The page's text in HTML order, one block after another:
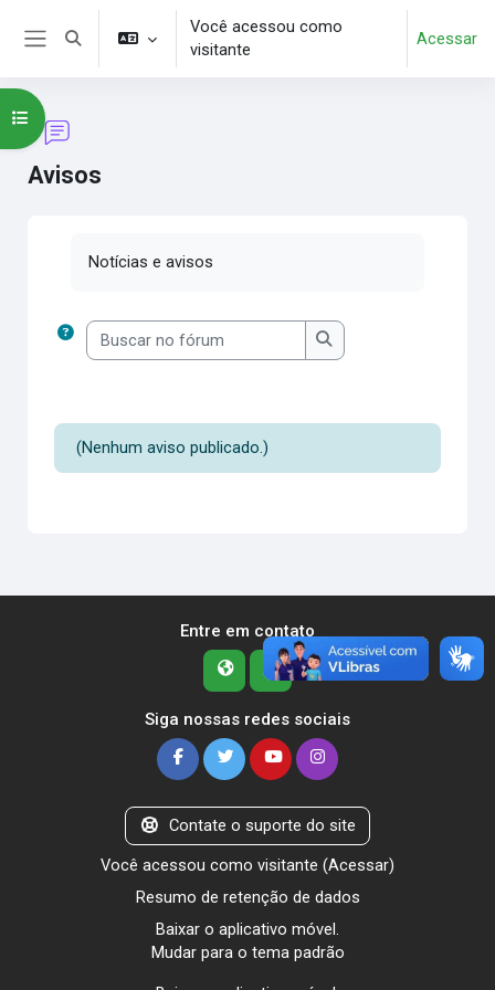
Ir para o conteúdo principal
Alternar entrada de pesquisa
Você acessou como
visitante
Acessar
Avisos
Abrir índice do curso
Notícias e avisos
Buscar no fórum
Buscar no fórum
(Nenhum aviso publicado.)
Entre em contato
Siga nossas redes sociais
Contate o suporte do site
Você acessou como visitante (Acessar)
Resumo de retenção de dados
Baixar o aplicativo móvel.
Mudar para o tema padrão